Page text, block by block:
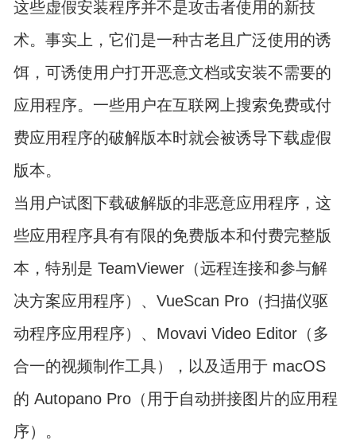
这些虚假安装程序并不是攻击者使用的新技
术。事实上，它们是一种古老且广泛使用的诱
饵，可诱使用户打开恶意文档或安装不需要的
应用程序。一些用户在互联网上搜索免费或付
费应用程序的破解版本时就会被诱导下载虚假
版本。
当用户试图下载破解版的非恶意应用程序，这
些应用程序具有有限的免费版本和付费完整版
本，特别是 TeamViewer（远程连接和参与解
决方案应用程序）、VueScan Pro（扫描仪驱
动程序应用程序）、Movavi Video Editor（多
合一的视频制作工具），以及适用于 macOS
的 Autopano Pro（用于自动拼接图片的应用程
序）。